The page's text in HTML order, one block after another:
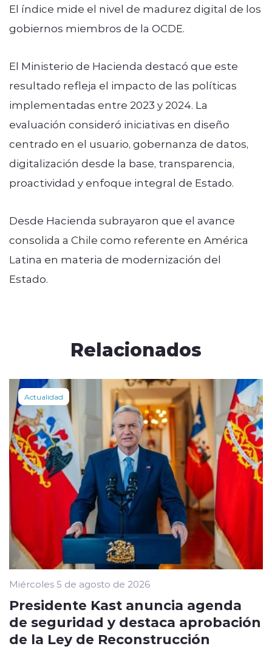
El índice mide el nivel de madurez digital de los
gobiernos miembros de la OCDE.
El Ministerio de Hacienda destacó que este
resultado refleja el impacto de las políticas
implementadas entre 2023 y 2024. La
evaluación consideró iniciativas en diseño
centrado en el usuario, gobernanza de datos,
digitalización desde la base, transparencia,
proactividad y enfoque integral de Estado.
Desde Hacienda subrayaron que el avance
consolida a Chile como referente en América
Latina en materia de modernización del
Estado.
Relacionados
Actualidad
Miércoles 5 de agosto de 2026
Presidente Kast anuncia agenda
de seguridad y destaca aprobación
de la Ley de Reconstrucción